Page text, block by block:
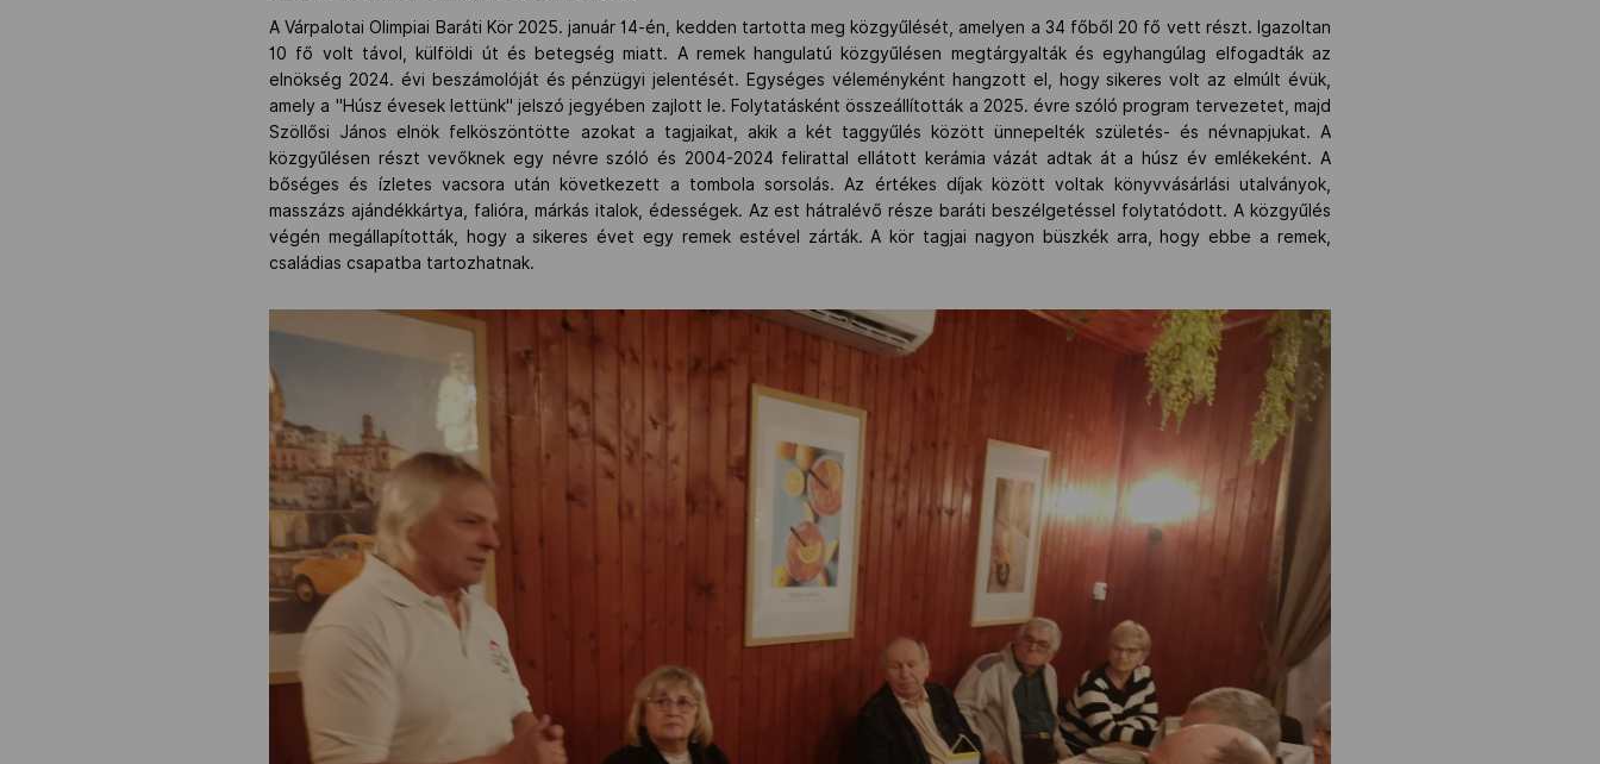
A Várpalotai Olimpiai Baráti Kör 2025. január 14-én, kedden tartotta meg közgyűlését, amelyen a 34 főből 20 fő vett részt. Igazoltan
10 fő volt távol, külföldi út és betegség miatt. A remek hangulatú közgyűlésen megtárgyalták és egyhangúlag elfogadták az
elnökség 2024. évi beszámolóját és pénzügyi jelentését. Egységes véleményként hangzott el, hogy sikeres volt az elmúlt évük,
amely a "Húsz évesek lettünk" jelszó jegyében zajlott le. Folytatásként összeállították a 2025. évre szóló program tervezetet, majd
Szöllősi János elnök felköszöntötte azokat a tagjaikat, akik a két taggyűlés között ünnepelték születés- és névnapjukat. A
közgyűlésen részt vevőknek egy névre szóló és 2004-2024 felirattal ellátott kerámia vázát adtak át a húsz év emlékeként. A
bőséges és ízletes vacsora után következett a tombola sorsolás. Az értékes díjak között voltak könyvvásárlási utalványok,
masszázs ajándékkártya, falióra, márkás italok, édességek. Az est hátralévő része baráti beszélgetéssel folytatódott. A közgyűlés
végén megállapították, hogy a sikeres évet egy remek estével zárták. A kör tagjai nagyon büszkék arra, hogy ebbe a remek,
családias csapatba tartozhatnak.